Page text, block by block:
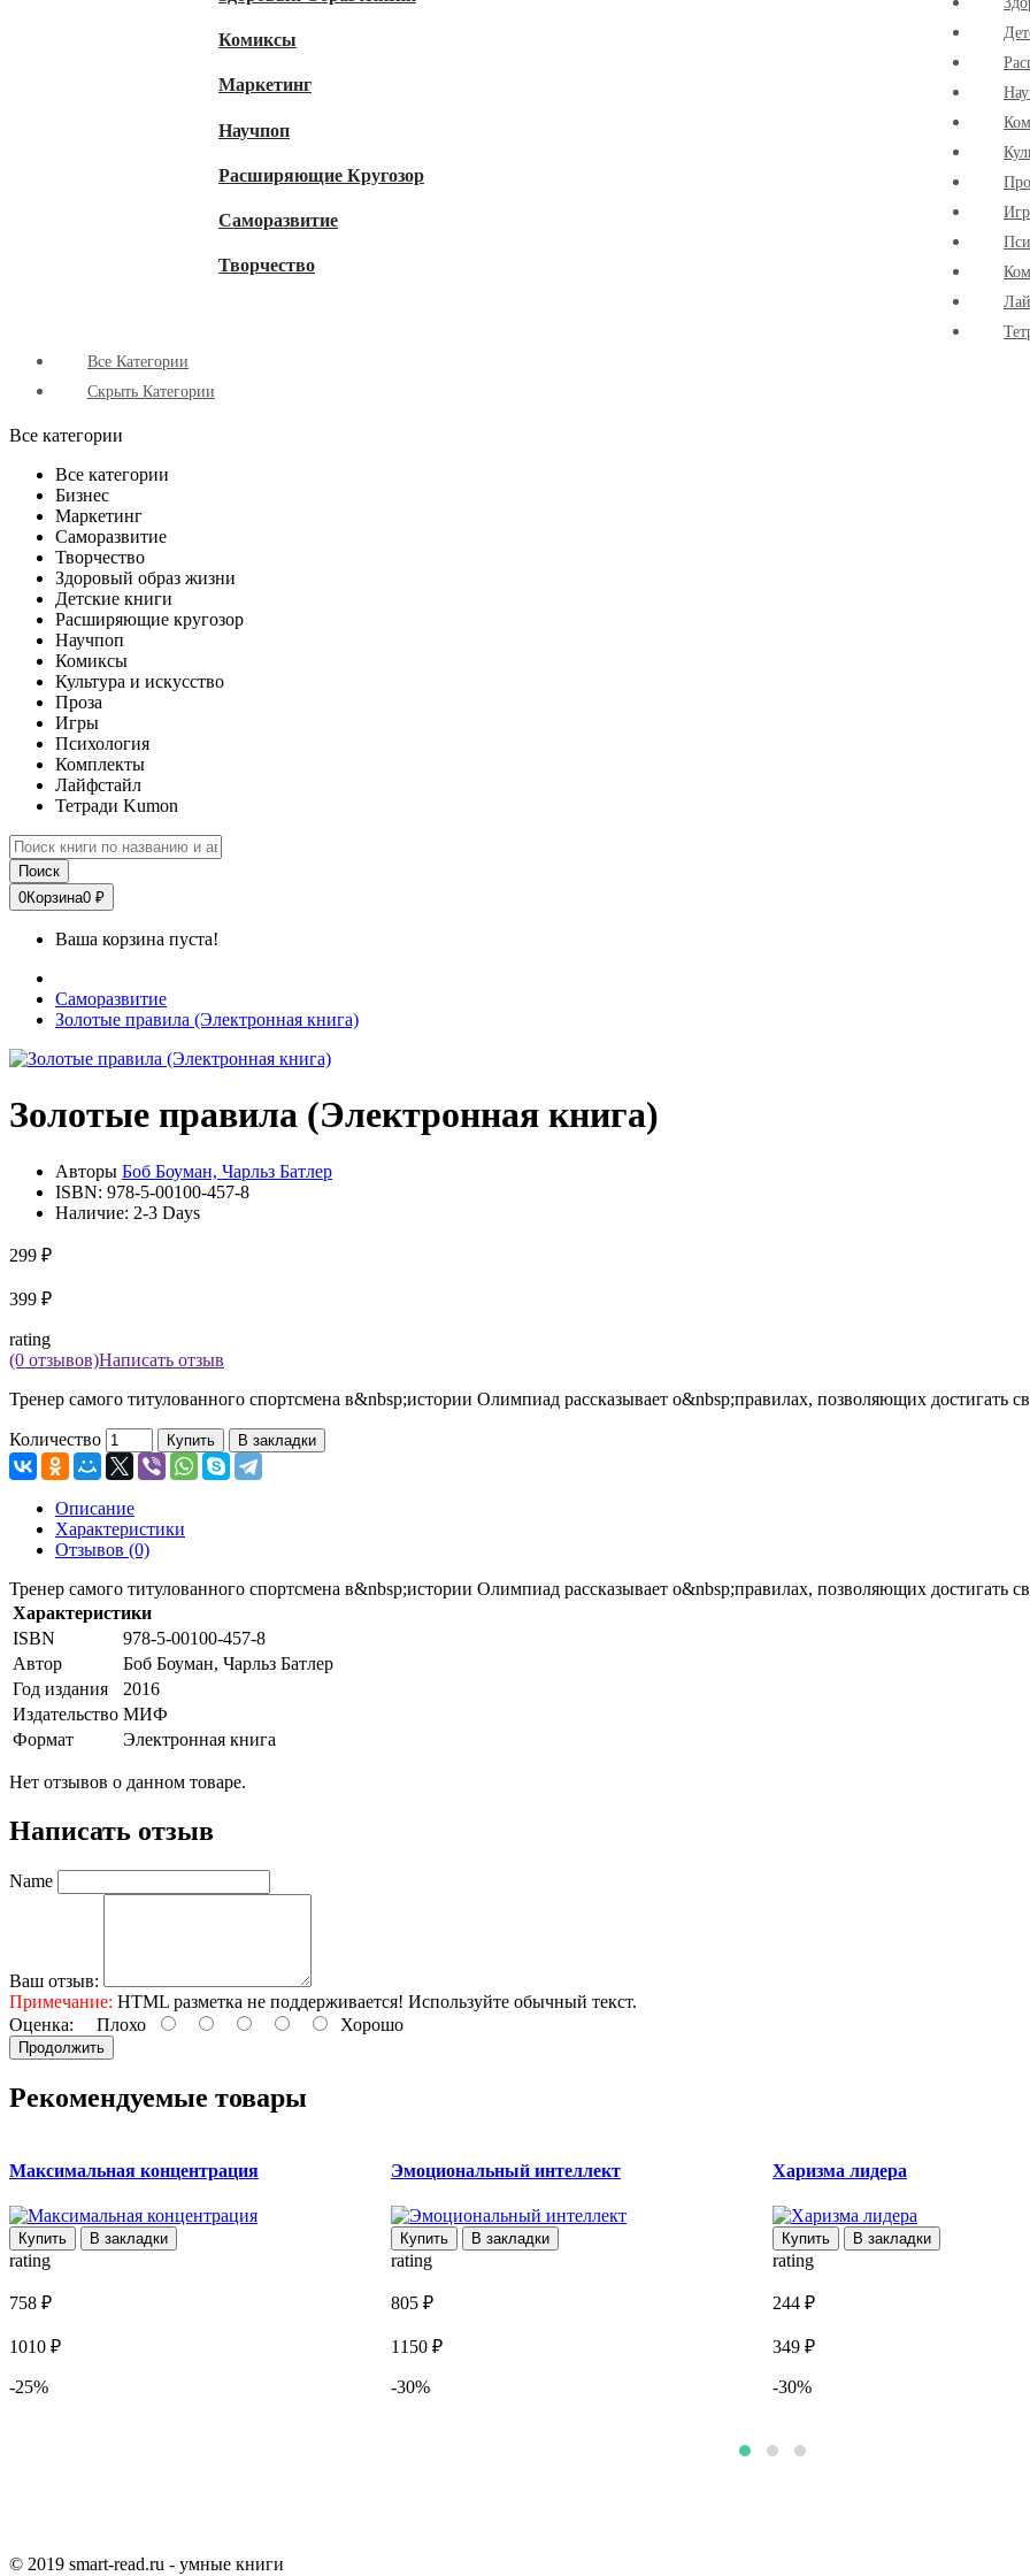
Комиксы
Маркетинг
Научпоп
Расширяющие Кругозор
Cаморазвитие
Творчество
Все Категории
Скрыть Категории
Все категории
Все категории
Бизнес
Маркетинг
Саморазвитие
Творчество
Здоровый образ жизни
Детские книги
Расширяющие кругозор
Научпоп
Комиксы
Культура и искусство
Проза
Игры
Психология
Комплекты
Лайфстайл
Тетради Kumon
Поиск
0Корзина0 ₽
Ваша корзина пуста!
Саморазвитие
Золотые правила (Электронная книга)
Золотые правила (Электронная книга)
Авторы Боб Боуман, Чарльз Батлер
ISBN: 978-5-00100-457-8
Наличие: 2-3 Days
299 ₽
399 ₽
rating
(0 отзывов)Написать отзыв
Тренер самого титулованного спортсмена в&nbsp;истории Олимпиад рассказывает о&nbsp;правилах, позволяющих достигать
Количество Купить В закладки
Описание
Характеристики
Отзывов (0)
Тренер самого титулованного спортсмена в&nbsp;истории Олимпиад рассказывает о&nbsp;правилах, позволяющих достигать
Характеристики
ISBN
978-5-00100-457-8
Автор
Боб Боуман, Чарльз Батлер
Год издания
2016
Издательство МИФ
Формат
Электронная книга
Нет отзывов о данном товаре.
Написать отзыв
Name
Ваш отзыв:
Примечание: HTML разметка не поддерживается! Используйте обычный текст.
Оценка: Плохо Хорошо
Продолжить
Рекомендуемые товары
Максимальная концентрация
Купить В закладки
rating
758 ₽
1010 ₽
-25%
Эмоциональный интеллект
Купить В закладки
rating
805 ₽
1150 ₽
-30%
Харизма лидера
Купить В закладки
rating
244 ₽
349 ₽
-30%
© 2019 smart-read.ru - умные книги